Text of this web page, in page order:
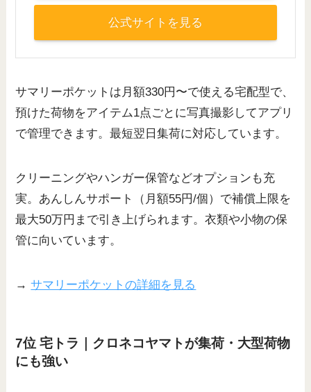
公式サイトを見る
サマリーポケットは月額330円〜で使える宅配型で、
預けた荷物をアイテム1点ごとに写真撮影してアプリ
で管理できます。最短翌日集荷に対応しています。
クリーニングやハンガー保管などオプションも充
実。あんしんサポート（月額55円/個）で補償上限を
最大50万円まで引き上げられます。衣類や小物の保
管に向いています。
→サマリーポケットの詳細を見る
7位 宅トラ｜クロネコヤマトが集荷・大型荷物
にも強い